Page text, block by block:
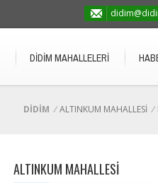
DİDİM MAHALLELERİ
DİDİM /ALTINKUM MAHALLESİ /
ALTINKUM MAHALLESİ